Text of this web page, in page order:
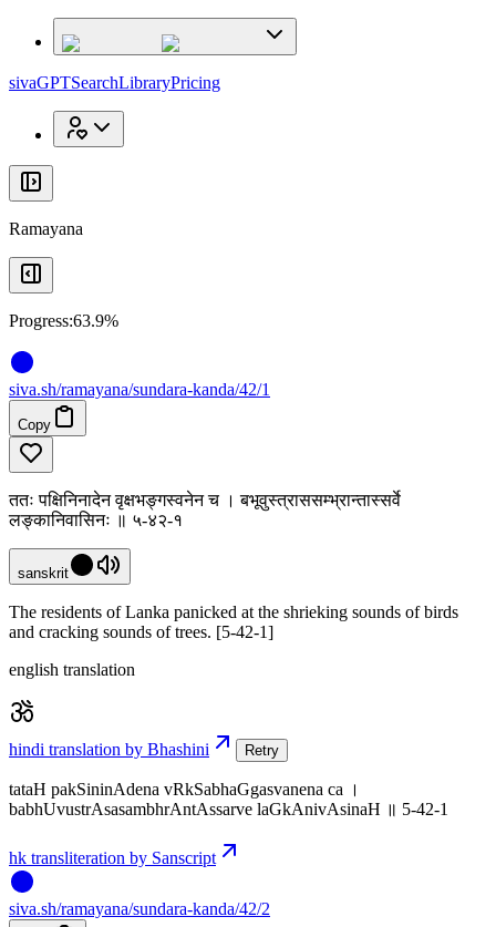
sivaGPTSearchLibraryPricing
Ramayana
Progress:63.9%
siva.sh/ramayana/sundara-kanda/42/1
Copy
ततः पक्षिनिनादेन वृक्षभङ्गस्वनेन च । बभूवुस्त्राससम्भ्रान्तास्सर्वे
लङ्कानिवासिनः ॥ ५-४२-१
sanskrit
The residents of Lanka panicked at the shrieking sounds of birds
and cracking sounds of trees. [5-42-1]
english translation
hindi translation by Bhashini Retry
tataH pakSininAdena vRkSabhaGgasvanena ca ।
babhUvustrAsasambhrAntAssarve laGkAnivAsinaH ॥ 5-42-1
hk transliteration by Sanscript
siva.sh/ramayana/sundara-kanda/42/2